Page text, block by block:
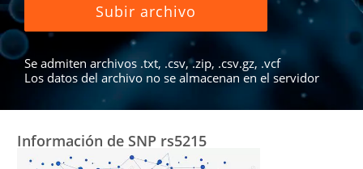
Subir archivo
Se admiten archivos .txt, .csv, .zip, .csv.gz, .vcf
Los datos del archivo no se almacenan en el servidor
Información de SNP rs5215